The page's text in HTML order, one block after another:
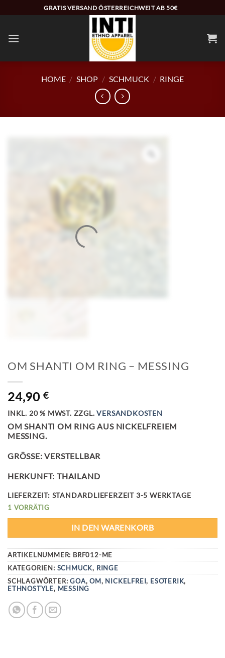
Inhalt
GRATIS VERSAND ÖSTERREICHWEIT AB 50€
HOME / SHOP / SCHMUCK / RINGE
OM SHANTI OM RING – MESSING
24,90 €
INKL. 20 % MWST. ZZGL.VERSANDKOSTEN
OM SHANTI OM RING AUS NICKELFREIEM
MESSING.
GRÖSSE: VERSTELLBAR
HERKUNFT: THAILAND
LIEFERZEIT: STANDARDLIEFERZEIT 3-5 WERKTAGE
1 VORRÄTIG
IN DEN WARENKORB
ARTIKELNUMMER: BRF012-ME
KATEGORIEN: SCHMUCK, RINGE
SCHLAGWÖRTER:GOA,OM, NICKELFREI, ESOTERIK,
ETHNOSTYLE, MESSING